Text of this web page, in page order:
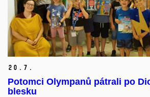
20. 7.
Potomci Olympanů pátrali po
blesku